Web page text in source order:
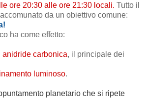
ore 20:30 alle ore 21:30 locali. Tutto il
da un obiettivo comune:
ha come effetto:
anidride carbonica, il principale dei
luminoso.
planetario che si ripete